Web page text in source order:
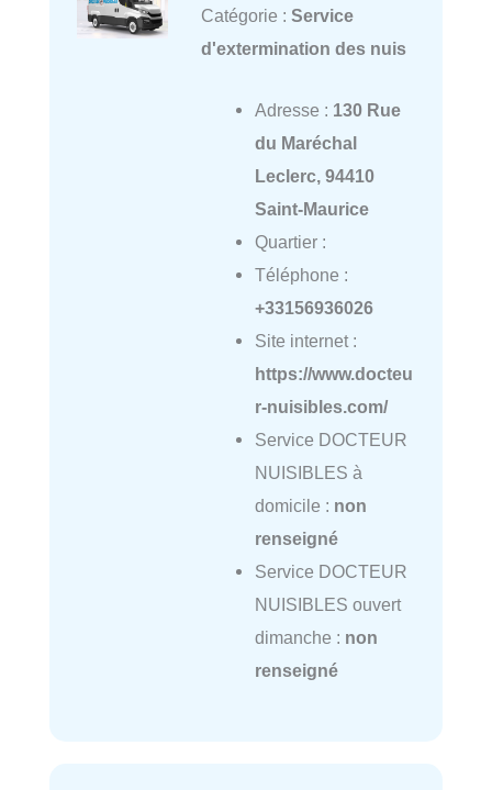
Catégorie : Service
d'extermination des nuis
Adresse : 130 Rue
du Maréchal
Leclerc, 94410
Saint-Maurice
Quartier :
Téléphone :
+33156936026
Site internet :
https://www.docteu
r-nuisibles.com/
Service DOCTEUR
NUISIBLES à
domicile : non
renseigné
Service DOCTEUR
NUISIBLES ouvert
dimanche : non
renseigné